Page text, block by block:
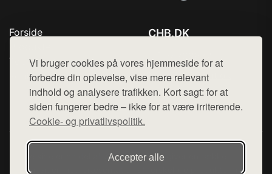
Vi bruger cookies på vores hjemmeside for at
forbedre din oplevelse, vise mere relevant
indhold og analysere trafikken. Kort sagt: for at
siden fungerer bedre – ikke for at være irriterende.
Cookie- og privatlivspolitik.
Accepter alle
Forside
Top Rabatter
Kontakt
CHB.DK
Mail: hej@want.dk
Cookie- og privatlivspolitik
Denne side er en del af want.dk, der udgiver en række
hjemmesider med præsentation af forskellige produkter fra